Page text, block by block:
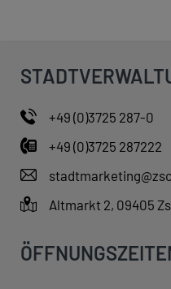
+49 (0)3725 287-0
+49 (0)3725 287222
Altmarkt 2, 09405